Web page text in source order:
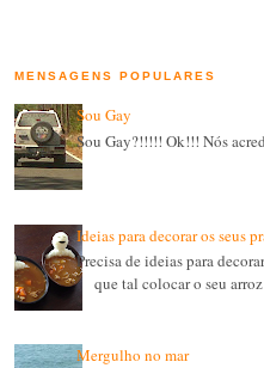
MENSAGENS POPULARES
Sou Gay
Sou Gay?!!!!! Ok!!! Nós
Ideias para decorar os seus
Precisa de ideias para
que tal colocar o seu
Mergulho no mar